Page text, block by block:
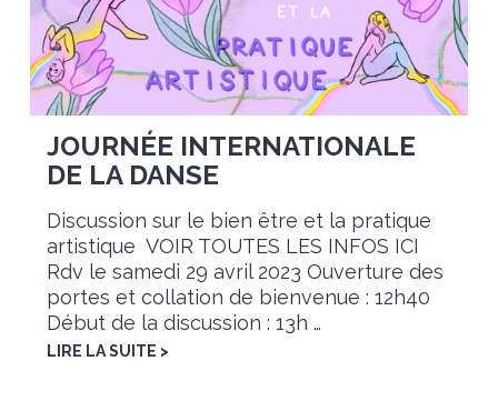
JOURNÉE INTERNATIONALE
DE LA DANSE
Discussion sur le bien être et la pratique
artistique VOIR TOUTES LES INFOS ICI
Rdv le samedi 29 avril 2023 Ouverture des
portes et collation de bienvenue : 12h40
Début de la discussion : 13h …
LIRE LA SUITE >